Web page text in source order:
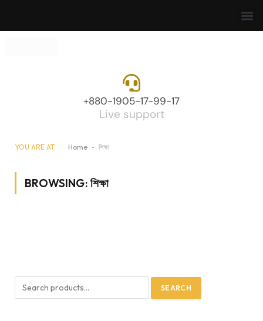
+880-1905-17-99-17
Live support
YOU ARE AT: Home - শিক্ষা
BROWSING: শিক্ষা
SEARCH